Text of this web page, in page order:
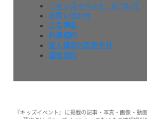
『キッズイベント』について
お問い合わせ
広告掲載
利用規約
個人情報の取扱方針
媒体資料
『キッズイベント』に掲載の記事・写真・画像・動